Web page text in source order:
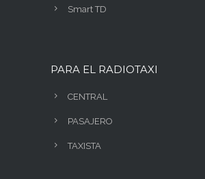
Smart TD
PARA EL RADIOTAXI
CENTRAL
PASAJERO
TAXISTA